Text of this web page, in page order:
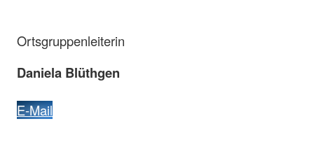
Ortsgruppenleiterin
Daniela Blüthgen
E-Mail